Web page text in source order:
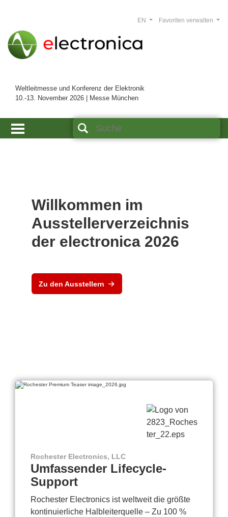
Weltleitmesse und Konferenz der Elektronik
10.-13. November 2026 | Messe München
Favoriten verwalten
EN
Willkommen im
Ausstellerverzeichnis
der electronica 2026
Zu den Ausstellern
Rochester Electronics, LLC
Umfassender Lifecycle-
Support
Rochester Electronics ist weltweit die größte
kontinuierliche Halbleiterquelle – Zu 100 %